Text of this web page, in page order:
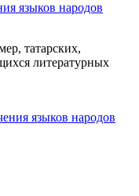
языков народов
татарских,
литературных